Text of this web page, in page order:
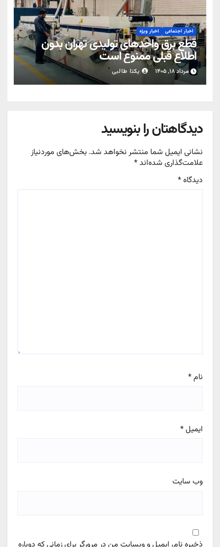
اخبار اجتماعی اخبار ویژه
قطع برق واحدهای تولیدی تهران بدون
اطلاع قبلی ممنوع است
مرداد ۱۸, ۱۴۰۵ یکتا طالبی
دیدگاهتان را بنویسید
نشانی ایمیل شما منتشر نخواهد شد. بخش‌های موردنیاز
علامت‌گذاری شده‌اند*
دیدگاه*
نام*
ایمیل*
وب‌ سایت